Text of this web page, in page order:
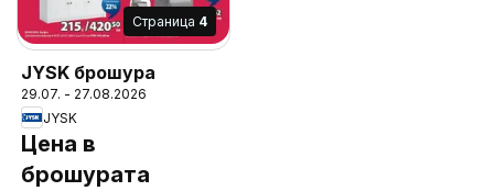
Cтраница 4
JYSK брошура
29.07. - 27.08.2026
JYSK
Цена в
брошурата